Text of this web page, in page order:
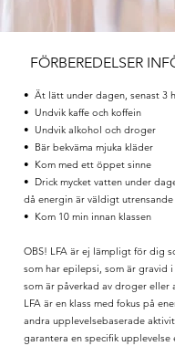
FÖRBEREDELSER
• Ät lätt under dagen, senast 3
• Undvik kaffe och koffein
• Undvik alkohol och droger
• Bär bekväma mjuka kläder
• Kom med ett öppet sinne
• Drick mycket vatten under
då energin är väldigt utrensande
• Kom 10 min innan klassen
OBS! LFA är ej lämpligt för dig
som har epilepsi, som är gravid
som är påverkad av droger eller
LFA är en klass med fokus på
andra upplevelsebaserade
garantera en specifik